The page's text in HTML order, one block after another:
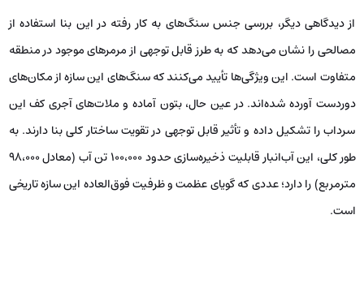
از دیدگاهی دیگر، بررسی جنس سنگ‌های به کار رفته در این بنا استفاده از
مصالحی را نشان می‌دهد که به طرز قابل توجهی از مرمرهای موجود در منطقه
متفاوت است. این ویژگی‌ها تأیید می‌کنند که سنگ‌های این سازه از مکان‌های
دوردست آورده شده‌اند. در عین حال، بتون آماده و ملات‌های آجری کف این
سرداب را تشکیل داده و تأثیر قابل توجهی در تقویت ساختار کلی بنا دارند. به
طور کلی، این آب‌انبار قابلیت ذخیره‌سازی حدود ۱۰۰،۰۰۰ تن آب (معادل ۹۸،۰۰۰
مترمربع) را دارد؛ عددی که گویای عظمت و ظرفیت فوق‌العاده این سازه تاریخی
است.